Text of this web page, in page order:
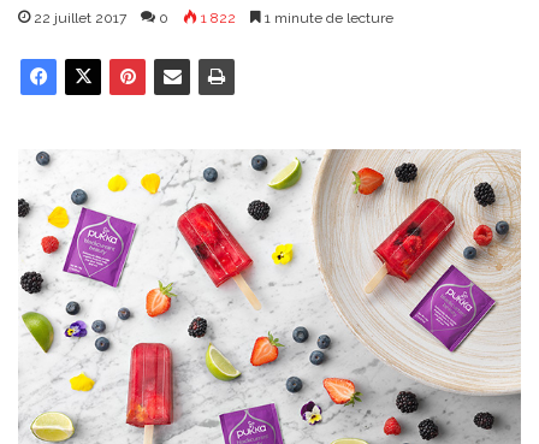
22 juillet 2017 0 1 822 1 minute de lecture